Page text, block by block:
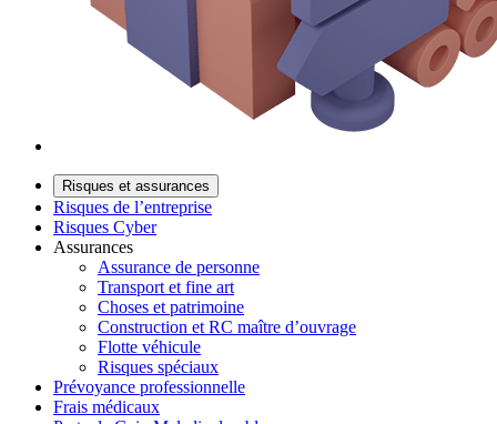
Risques et assurances
Risques de l’entreprise
Risques Cyber
Assurances
Assurance de personne
Transport et fine art
Choses et patrimoine
Construction et RC maître d’ouvrage
Flotte véhicule
Risques spéciaux
Prévoyance professionnelle
Frais médicaux